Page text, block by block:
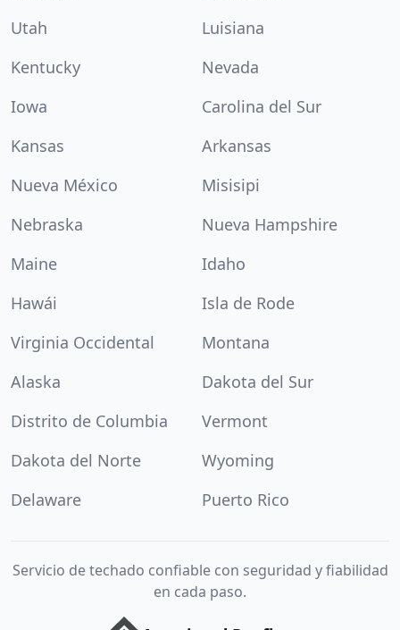
Utah
Luisiana
Kentucky
Nevada
Iowa
Carolina del Sur
Kansas
Arkansas
Nueva México
Misisipi
Nebraska
Nueva Hampshire
Maine
Idaho
Hawái
Isla de Rode
Virginia Occidental
Montana
Alaska
Dakota del Sur
Distrito de Columbia
Vermont
Dakota del Norte
Wyoming
Delaware
Puerto Rico
Servicio de techado confiable con seguridad y fiabilidad
en cada paso.